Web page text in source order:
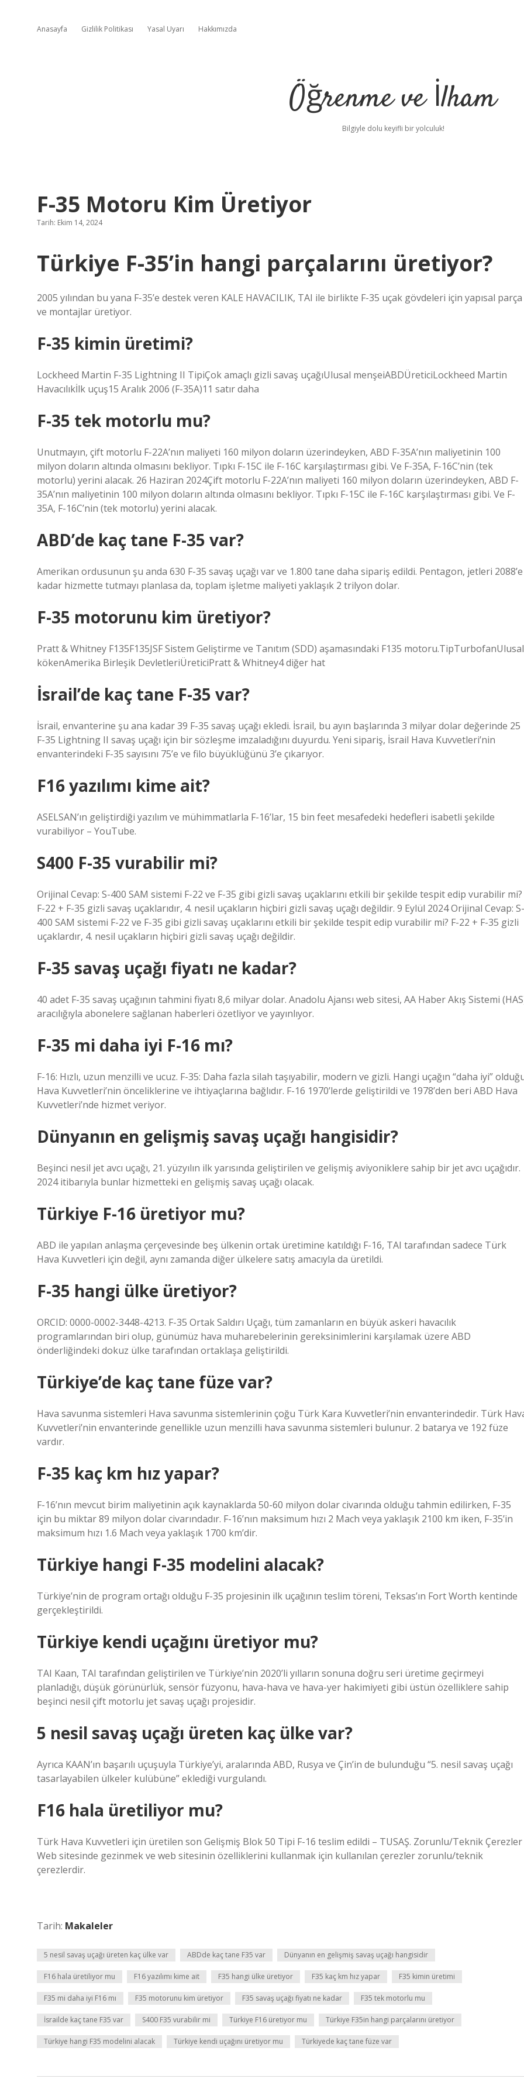
Anasayfa Gizlilik Politikası Yasal Uyarı Hakkımızda
Öğrenme ve İlham
Bilgiyle dolu keyifli bir yolculuk!
F-35 Motoru Kim Üretiyor
Tarih: Ekim 14, 2024
Türkiye F-35’in hangi parçalarını üretiyor?
2005 yılından bu yana F-35’e destek veren KALE HAVACILIK, TAI ile birlikte F-35 uçak gövdeleri için yapısal parça
ve montajlar üretiyor.
F-35 kimin üretimi?
Lockheed Martin F-35 Lightning II TipiÇok amaçlı gizli savaş uçağıUlusal menşeiABDÜreticiLockheed Martin
Havacılıkİlk uçuş15 Aralık 2006 (F-35A)11 satır daha
F-35 tek motorlu mu?
Unutmayın, çift motorlu F-22A’nın maliyeti 160 milyon doların üzerindeyken, ABD F-35A’nın maliyetinin 100
milyon doların altında olmasını bekliyor. Tıpkı F-15C ile F-16C karşılaştırması gibi. Ve F-35A, F-16C’nin (tek
motorlu) yerini alacak. 26 Haziran 2024Çift motorlu F-22A’nın maliyeti 160 milyon doların üzerindeyken, ABD F-
35A’nın maliyetinin 100 milyon doların altında olmasını bekliyor. Tıpkı F-15C ile F-16C karşılaştırması gibi. Ve F-
35A, F-16C’nin (tek motorlu) yerini alacak.
ABD’de kaç tane F-35 var?
Amerikan ordusunun şu anda 630 F-35 savaş uçağı var ve 1.800 tane daha sipariş edildi. Pentagon, jetleri 2088’e
kadar hizmette tutmayı planlasa da, toplam işletme maliyeti yaklaşık 2 trilyon dolar.
F-35 motorunu kim üretiyor?
Pratt & Whitney F135F135JSF Sistem Geliştirme ve Tanıtım (SDD) aşamasındaki F135 motoru.TipTurbofanUlusal
kökenAmerika Birleşik DevletleriÜreticiPratt & Whitney4 diğer hat
İsrail’de kaç tane F-35 var?
İsrail, envanterine şu ana kadar 39 F-35 savaş uçağı ekledi. İsrail, bu ayın başlarında 3 milyar dolar değerinde 25
F-35 Lightning II savaş uçağı için bir sözleşme imzaladığını duyurdu. Yeni sipariş, İsrail Hava Kuvvetleri’nin
envanterindeki F-35 sayısını 75’e ve filo büyüklüğünü 3’e çıkarıyor.
F16 yazılımı kime ait?
ASELSAN’ın geliştirdiği yazılım ve mühimmatlarla F-16’lar, 15 bin feet mesafedeki hedefleri isabetli şekilde
vurabiliyor – YouTube.
S400 F-35 vurabilir mi?
Orijinal Cevap: S-400 SAM sistemi F-22 ve F-35 gibi gizli savaş uçaklarını etkili bir şekilde tespit edip vurabilir mi?
F-22 + F-35 gizli savaş uçaklarıdır, 4. nesil uçakların hiçbiri gizli savaş uçağı değildir. 9 Eylül 2024 Orijinal Cevap: S-
400 SAM sistemi F-22 ve F-35 gibi gizli savaş uçaklarını etkili bir şekilde tespit edip vurabilir mi? F-22 + F-35 gizli
uçaklardır, 4. nesil uçakların hiçbiri gizli savaş uçağı değildir.
F-35 savaş uçağı fiyatı ne kadar?
40 adet F-35 savaş uçağının tahmini fiyatı 8,6 milyar dolar. Anadolu Ajansı web sitesi, AA Haber Akış Sistemi
aracılığıyla abonelere sağlanan haberleri özetliyor ve yayınlıyor.
F-35 mi daha iyi F-16 mı?
F-16: Hızlı, uzun menzilli ve ucuz. F-35: Daha fazla silah taşıyabilir, modern ve gizli. Hangi uçağın “daha iyi”
Hava Kuvvetleri’nin önceliklerine ve ihtiyaçlarına bağlıdır. F-16 1970’lerde geliştirildi ve 1978’den beri ABD Hava
Kuvvetleri’nde hizmet veriyor.
Dünyanın en gelişmiş savaş uçağı hangisidir?
Beşinci nesil jet avcı uçağı, 21. yüzyılın ilk yarısında geliştirilen ve gelişmiş aviyoniklere sahip bir jet avcı uçağıdır.
2024 itibarıyla bunlar hizmetteki en gelişmiş savaş uçağı olacak.
Türkiye F-16 üretiyor mu?
ABD ile yapılan anlaşma çerçevesinde beş ülkenin ortak üretimine katıldığı F-16, TAI tarafından sadece Türk
Hava Kuvvetleri için değil, aynı zamanda diğer ülkelere satış amacıyla da üretildi.
F-35 hangi ülke üretiyor?
ORCID: 0000-0002-3448-4213. F-35 Ortak Saldırı Uçağı, tüm zamanların en büyük askeri havacılık
programlarından biri olup, günümüz hava muharebelerinin gereksinimlerini karşılamak üzere ABD
önderliğindeki dokuz ülke tarafından ortaklaşa geliştirildi.
Türkiye’de kaç tane füze var?
Hava savunma sistemleri Hava savunma sistemlerinin çoğu Türk Kara Kuvvetleri’nin envanterindedir. Türk
Kuvvetleri’nin envanterinde genellikle uzun menzilli hava savunma sistemleri bulunur. 2 batarya ve 192 füze
vardır.
F-35 kaç km hız yapar?
F-16’nın mevcut birim maliyetinin açık kaynaklarda 50-60 milyon dolar civarında olduğu tahmin edilirken, F-35
için bu miktar 89 milyon dolar civarındadır. F-16’nın maksimum hızı 2 Mach veya yaklaşık 2100 km iken, F-35’in
maksimum hızı 1.6 Mach veya yaklaşık 1700 km’dir.
Türkiye hangi F-35 modelini alacak?
Türkiye’nin de program ortağı olduğu F-35 projesinin ilk uçağının teslim töreni, Teksas’ın Fort Worth kentinde
gerçekleştirildi.
Türkiye kendi uçağını üretiyor mu?
TAI Kaan, TAI tarafından geliştirilen ve Türkiye’nin 2020’li yılların sonuna doğru seri üretime geçirmeyi
planladığı, düşük görünürlük, sensör füzyonu, hava-hava ve hava-yer hakimiyeti gibi üstün özelliklere sahip
beşinci nesil çift motorlu jet savaş uçağı projesidir.
5 nesil savaş uçağı üreten kaç ülke var?
Ayrıca KAAN’ın başarılı uçuşuyla Türkiye’yi, aralarında ABD, Rusya ve Çin’in de bulunduğu “5. nesil savaş uçağı
tasarlayabilen ülkeler kulübüne” eklediği vurgulandı.
F16 hala üretiliyor mu?
Türk Hava Kuvvetleri için üretilen son Gelişmiş Blok 50 Tipi F-16 teslim edildi – TUSAŞ. Zorunlu/Teknik Çerezler
Web sitesinde gezinmek ve web sitesinin özelliklerini kullanmak için kullanılan çerezler zorunlu/teknik
çerezlerdir.
Tarih: Makaleler
5 nesil savaş uçağı üreten kaç ülke var ABDde kaç tane F35 var Dünyanın en gelişmiş savaş uçağı hangisidir
F16 hala üretiliyor mu F16 yazılımı kime ait F35 hangi ülke üretiyor F35 kaç km hız yapar F35 kimin üretimi
F35 mi daha iyi F16 mı F35 motorunu kim üretiyor F35 savaş uçağı fiyatı ne kadar F35 tek motorlu mu
İsrailde kaç tane F35 var S400 F35 vurabilir mi Türkiye F16 üretiyor mu Türkiye F35in hangi parçalarını üretiyor
Türkiye hangi F35 modelini alacak Türkiye kendi uçağını üretiyor mu Türkiyede kaç tane füze var